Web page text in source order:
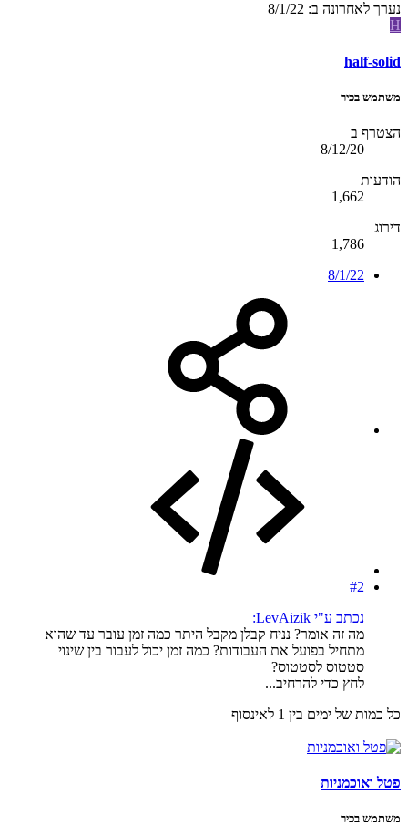
נערך לאחרונה ב: 8/1/22
H
half-solid
משתמש בכיר
הצטרף ב
8/12/20
הודעות
1,662
דירוג
1,786
8/1/22
#2
נכתב ע"י LevAizik:
מה זה אומר? נניח קבלן מקבל היתר כמה זמן עובר עד שהוא
מתחיל בפועל את העבודות? כמה זמן יכול לעבור בין שינוי
סטטוס לסטטוס?
לחץ כדי להרחיב...
כל כמות של ימים בין 1 לאינסוף
פטל ואוכמניות
משתמש בכיר